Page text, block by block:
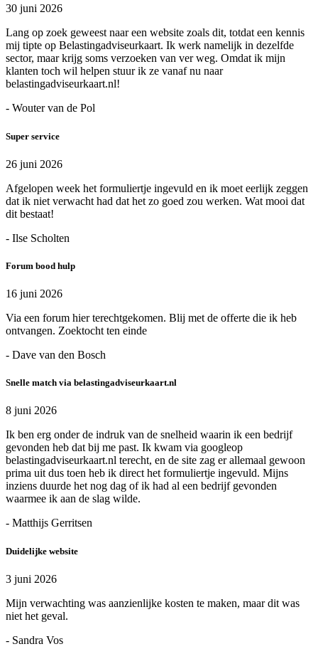
30 juni 2026
Lang op zoek geweest naar een website zoals dit, totdat een kennis
mij tipte op Belastingadviseurkaart. Ik werk namelijk in dezelfde
sector, maar krijg soms verzoeken van ver weg. Omdat ik mijn
klanten toch wil helpen stuur ik ze vanaf nu naar
belastingadviseurkaart.nl!
- Wouter van de Pol
Super service
26 juni 2026
Afgelopen week het formuliertje ingevuld en ik moet eerlijk zeggen
dat ik niet verwacht had dat het zo goed zou werken. Wat mooi dat
dit bestaat!
- Ilse Scholten
Forum bood hulp
16 juni 2026
Via een forum hier terechtgekomen. Blij met de offerte die ik heb
ontvangen. Zoektocht ten einde
- Dave van den Bosch
Snelle match via belastingadviseurkaart.nl
8 juni 2026
Ik ben erg onder de indruk van de snelheid waarin ik een bedrijf
gevonden heb dat bij me past. Ik kwam via googleop
belastingadviseurkaart.nl terecht, en de site zag er allemaal gewoon
prima uit dus toen heb ik direct het formuliertje ingevuld. Mijns
inziens duurde het nog dag of ik had al een bedrijf gevonden
waarmee ik aan de slag wilde.
- Matthijs Gerritsen
Duidelijke website
3 juni 2026
Mijn verwachting was aanzienlijke kosten te maken, maar dit was
niet het geval.
- Sandra Vos